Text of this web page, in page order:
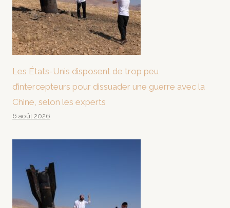
Les États-Unis disposent de trop peu
d’intercepteurs pour dissuader une guerre avec la
Chine, selon les experts
6 août 2026